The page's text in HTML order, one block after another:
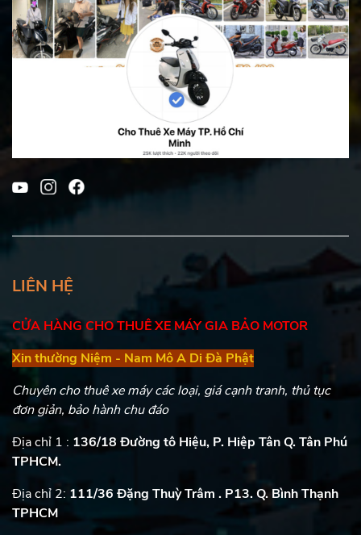
LIÊN HỆ
CỬA HÀNG CHO THUÊ XE MÁY GIA BẢO MOTOR
Xin thường Niệm - Nam Mô A Di Đà Phật
Chuyên cho thuê xe máy các loại, giá cạnh tranh, thủ tục
đơn giản, bảo hành chu đáo
Địa chỉ 1 : 136/18 Đường tô Hiệu, P. Hiệp Tân Q. Tân Phú
TPHCM.
Địa chỉ 2: 111/36 Đặng Thuỳ Trâm . P13. Q. Bình Thạnh
TPHCM